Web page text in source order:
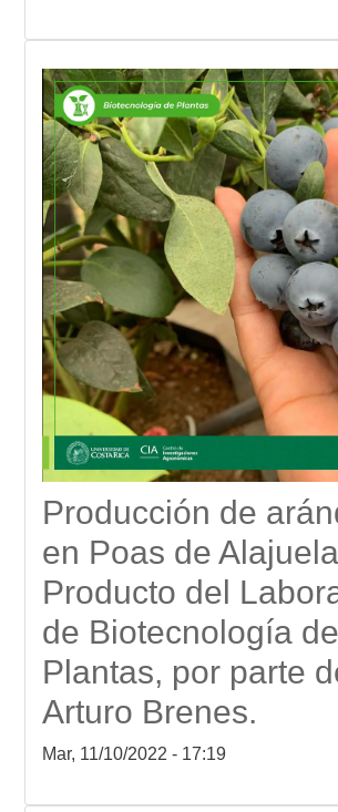
Producción de
en Poas de
Producto del
de Biotecnología de
Plantas, por parte
Arturo Brenes.
Mar, 11/10/2022 - 17:19